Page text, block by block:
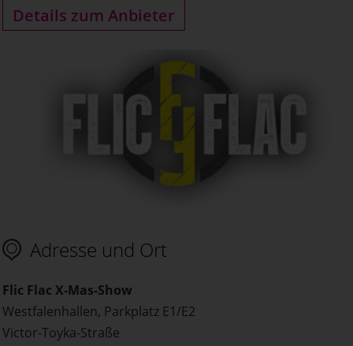
Details zum Anbieter
Adresse und Ort
Flic Flac X-Mas-Show
Westfalenhallen, Parkplatz E1/E2
Victor-Toyka-Straße